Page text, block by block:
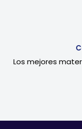
Los mejores